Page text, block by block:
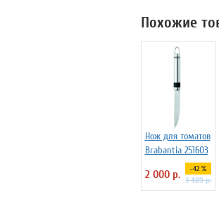
Похожие
Нож для томатов
Brabantia 251603
2 000 р. -42 %
3 489 р.